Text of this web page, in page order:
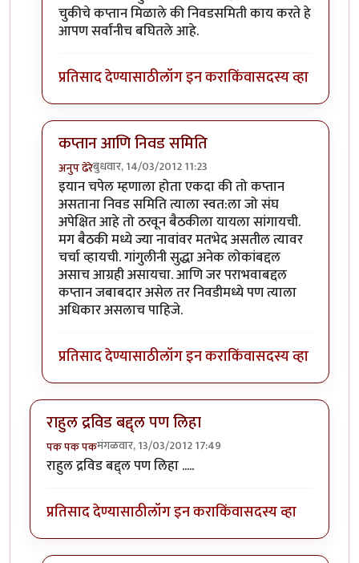
चुकीचे कप्तान मिळाले की निवडसमिती काय करते हे
आपण सर्वांनीच बघितले आहे.
प्रतिसाद देण्यासाठीलॉग इन कराकिंवासदस्य व्हा
कप्तान आणि निवड समिति
अनुप ढेरेबुधवार, 14/03/2012 11:23
In reply toनिवडसमितीचा रोल ?byचौकटराजा
इयान चपेल म्हणाला होता एकदा की तो कप्तान
असताना निवड समिति त्याला स्वत:ला जो संघ
अपेक्षित आहे तो ठरवून बैठकीला यायला सांगायची.
मग बैठकी मध्ये ज्या नावांवर मतभेद असतील त्यावर
चर्चा व्हायची. गांगुलीनी सुद्धा अनेक लोकांबद्दल
असाच आग्रही असायचा. आणि जर पराभवाबद्दल
कप्तान जबाबदार असेल तर निवडीमध्ये पण त्याला
अधिकार असलाच पाहिजे.
प्रतिसाद देण्यासाठीलॉग इन कराकिंवासदस्य व्हा
राहुल द्रविड बद्द्ल पण लिहा
पक पक पकमंगळवार, 13/03/2012 17:49
राहुल द्रविड बद्द्ल पण लिहा .....
प्रतिसाद देण्यासाठीलॉग इन कराकिंवासदस्य व्हा